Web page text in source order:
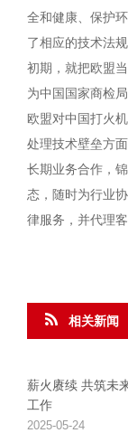
全和健康、保护
了相应的技术法
初期，就把欧盟
为中国国家商检
欧盟对中国打火
处理技术壁垒方
长期业务合作，
态，随时为行业
律服务，并代理
相关新闻
薪火赓续 共筑未
工作
2025-05-24